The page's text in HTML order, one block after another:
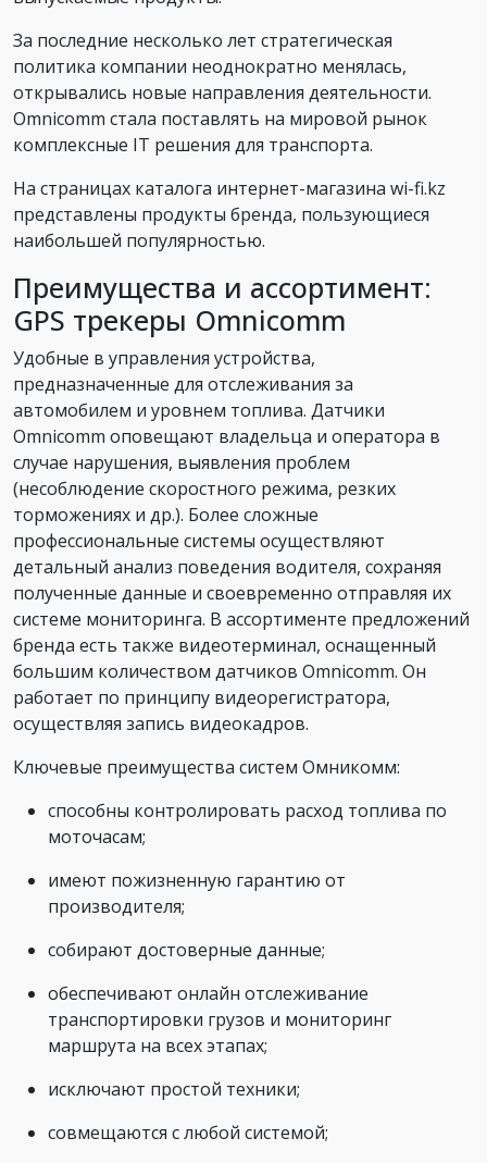
За последние несколько лет стратегическая
политика компании неоднократно менялась,
открывались новые направления деятельности.
Omnicomm стала поставлять на мировой рынок
комплексные IT решения для транспорта.
На страницах каталога интернет-магазина wi-fi.kz
представлены продукты бренда, пользующиеся
наибольшей популярностью.
Преимущества и ассортимент:
GPS трекеры Omnicomm
Удобные в управления устройства,
предназначенные для отслеживания за
автомобилем и уровнем топлива. Датчики
Omnicomm оповещают владельца и оператора в
случае нарушения, выявления проблем
(несоблюдение скоростного режима, резких
торможениях и др.). Более сложные
профессиональные системы осуществляют
детальный анализ поведения водителя, сохраняя
полученные данные и своевременно отправляя их
системе мониторинга. В ассортименте предложений
бренда есть также видеотерминал, оснащенный
большим количеством датчиков Omnicomm. Он
работает по принципу видеорегистратора,
осуществляя запись видеокадров.
Ключевые преимущества систем Омникомм:
способны контролировать расход топлива по
моточасам;
имеют пожизненную гарантию от
производителя;
собирают достоверные данные;
обеспечивают онлайн отслеживание
транспортировки грузов и мониторинг
маршрута на всех этапах;
исключают простой техники;
совмещаются с любой системой;